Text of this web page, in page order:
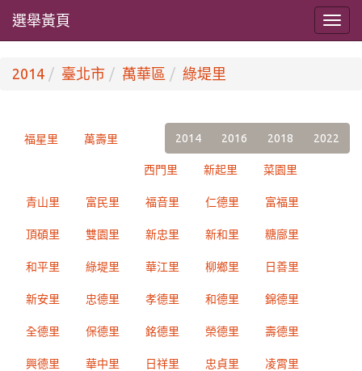
選舉黃頁
2014 臺北市 萬華區 綠堤里
2014 2016 2018 2022
福星里 萬壽里
西門里 新起里 菜園里
青山里 富民里 福音里 仁德里 富福里
頂碩里 雙園里 新忠里 新和里 糖廍里
和平里 綠堤里 華江里 柳鄉里 日善里
新安里 忠德里 孝德里 和德里 錦德里
全德里 保德里 銘德里 榮德里 壽德里
興德里 華中里 日祥里 忠貞里 凌霄里